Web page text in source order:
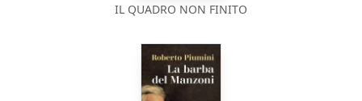
IL QUADRO NON FINITO